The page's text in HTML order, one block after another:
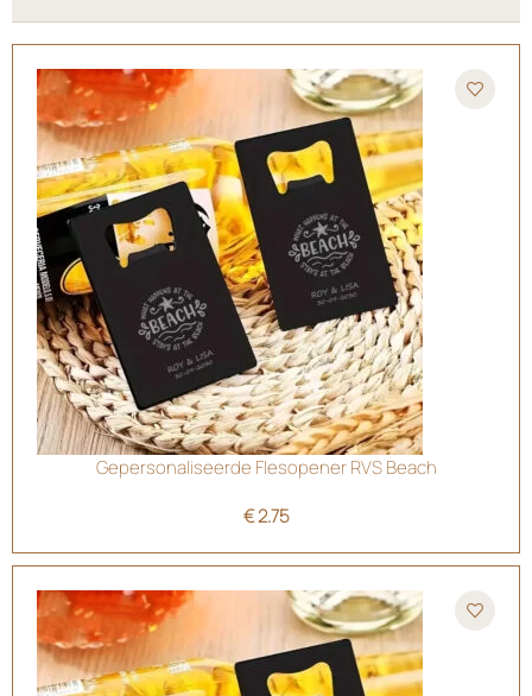
Gepersonaliseerde Flesopener RVS Beach
€2.75